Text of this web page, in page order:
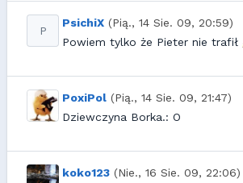
P
PsichiX (Pią., 14 Sie. 09, 20:59)
Powiem tylko że Pieter nie trafił
PoxiPol (Pią., 14 Sie. 09, 21:47)
Dziewczyna Borka.: O
koko123 (Nie., 16 Sie. 09, 22:06)